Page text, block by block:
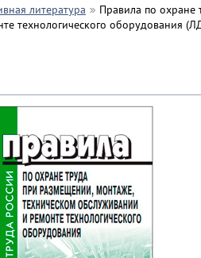
литература
Правила по охране
технологического оборудования